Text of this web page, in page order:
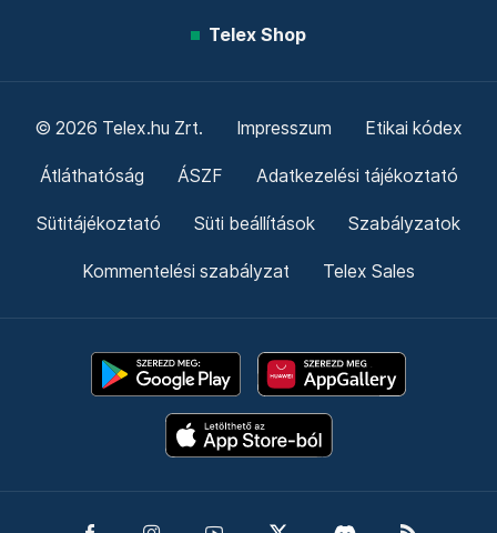
Telex Shop
© 2026 Telex.hu Zrt. Impresszum Etikai kódex
Átláthatóság ÁSZF Adatkezelési tájékoztató
Sütitájékoztató Süti beállítások Szabályzatok
Kommentelési szabályzat Telex Sales